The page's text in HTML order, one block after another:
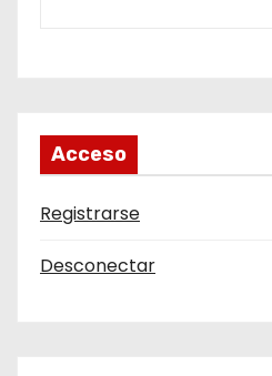
Acceso
Registrarse
Desconectar